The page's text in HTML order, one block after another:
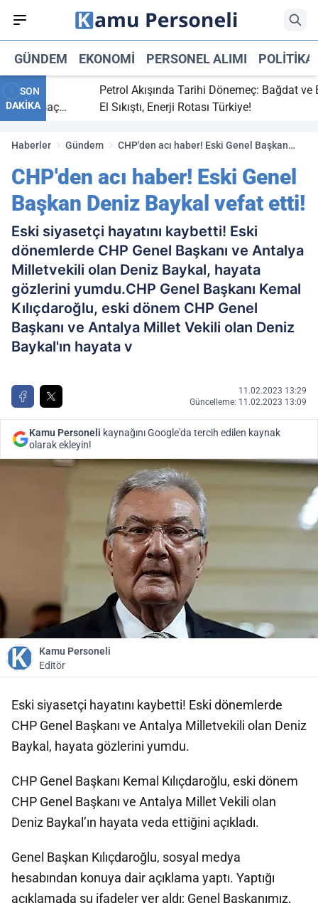
GÜNDEM EKONOMI PERSONEL ALIMI POLITIKA
SON
DAKİKA
bitti,
maç
Petrol Akışında Tarihi Dönemeç: Bağdat ve
El Sıkıştı, Enerji Rotası Türkiye!
Haberler Gündem
CHP'den acı haber! Eski Genel Başkan
CHP'den acı haber! Eski Genel
Başkan Deniz Baykal vefat etti!
Eski siyasetçi hayatını kaybetti! Eski
dönemlerde CHP Genel Başkanı ve Antalya
Milletvekili olan Deniz Baykal, hayata
gözlerini yumdu.CHP Genel Başkanı Kemal
Kılıçdaroğlu, eski dönem CHP Genel
Başkanı ve Antalya Millet Vekili olan Deniz
Baykal'ın hayata v
11.02.2023 13:29
Güncelleme: 11.02.2023 13:09
Kamu Personeli kaynağını Google'da tercih edilen kaynak
olarak ekleyin!
Kamu Personeli
Editör
Eski siyasetçi hayatını kaybetti! Eski dönemlerde
CHP Genel Başkanı ve Antalya Milletvekili olan Deniz
Baykal, hayata gözlerini yumdu.
CHP Genel Başkanı Kemal Kılıçdaroğlu, eski dönem
CHP Genel Başkanı ve Antalya Millet Vekili olan
Deniz Baykal’ın hayata veda ettiğini açıkladı.
Genel Başkan Kılıçdaroğlu, sosyal medya
hesabından konuya dair açıklama yaptı. Yaptığı
açıklamada şu ifadeler yer aldı; Genel Başkanımız,